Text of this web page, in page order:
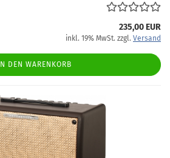
235,00 EUR
inkl. 19% MwSt. zzgl. Versand
IN DEN WARENKORB